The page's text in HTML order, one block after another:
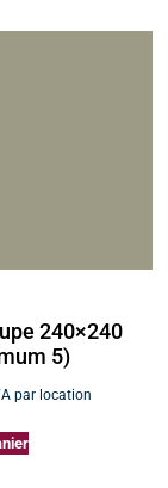
240×240
5)
par location